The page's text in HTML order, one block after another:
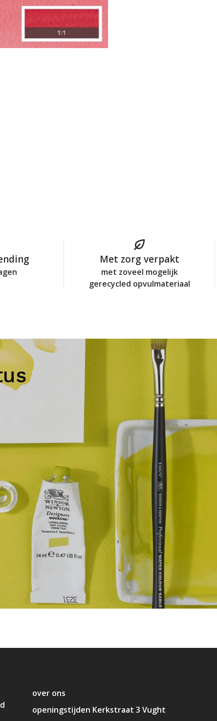
Met zorg verpakt
met zoveel mogelijk
gerecycled opvulmateriaal
over ons
openingstijden Kerkstraat 3 Vught